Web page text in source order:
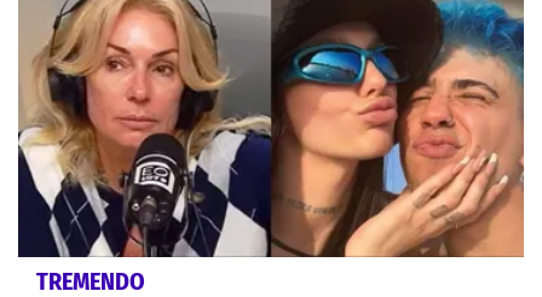
TREMENDO